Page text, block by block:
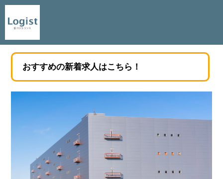
おすすめの新着求人はこちら！